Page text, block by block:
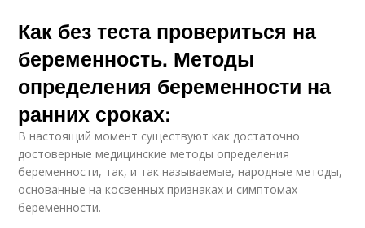
Как без теста провериться на
беременность. Методы
определения беременности на
ранних сроках:
В настоящий момент существуют как достаточно
достоверные медицинские методы определения
беременности, так, и так называемые, народные методы,
основанные на косвенных признаках и симптомах
беременности.